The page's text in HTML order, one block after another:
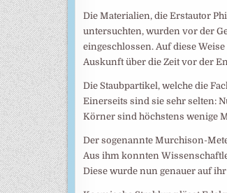
Die Materialien, die Erstautor
untersuchten, wurden vor der
eingeschlossen. Auf diese
Auskunft über die Zeit vor der
Die Staubpartikel, welche die
Einerseits sind sie sehr selten:
Körner sind höchstens wenige
Der sogenannte Murchison-​
Aus ihm konnten
Diese wurde nun genauer auf